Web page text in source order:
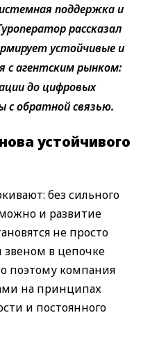
поддержка и
рассказал
устойчивые и
с агентским рынком:
до цифровых
с обратной связью.
устойчивого
без сильного
и развитие
не просто
в цепочке
поэтому компания
на принципах
и постоянного